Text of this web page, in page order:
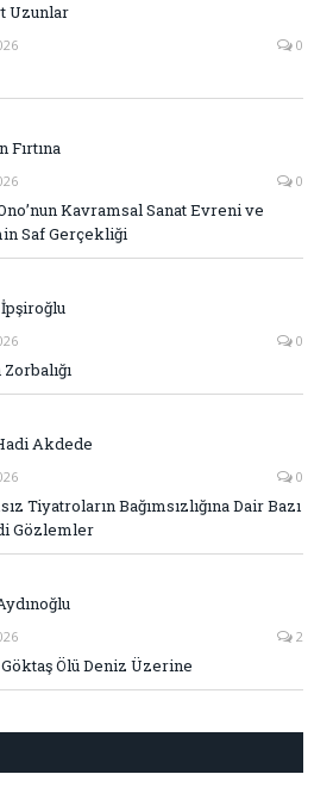
Uzunlar
0
Fırtına
0
Kavramsal Sanat Evreni ve
Saf Gerçekliği
0
Akdede
0
Tiyatroların Bağımsızlığına Dair Bazı
Gözlemler
2
Ölü Deniz Üzerine